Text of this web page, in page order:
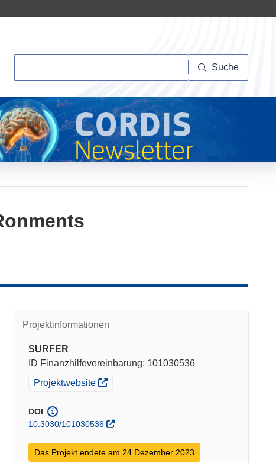
Suche
Projektinformationen
SURFER
ID Finanzhilfevereinbarung: 101030536
(öffnet in neuem Fenster)
Projektwebsite
DOI
10.3030/101030536
Das Projekt endete am 24 Dezember 2023